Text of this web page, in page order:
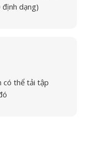
dạng)
có thể tải tập